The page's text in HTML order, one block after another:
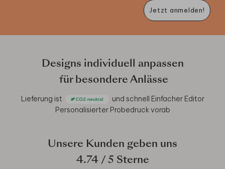
Jetzt anmelden!
Designs individuell anpassen
für besondere Anlässe
Lieferung ist und schnell Einfacher Editor
Personalisierter Probedruck vorab
Unsere Kunden geben uns
4.74/ 5 Sterne